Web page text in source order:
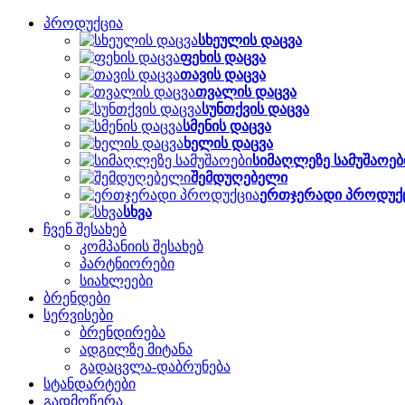
პროდუქცია
სხეულის დაცვა
ფეხის დაცვა
თავის დაცვა
თვალის დაცვა
სუნთქვის დაცვა
სმენის დაცვა
ხელის დაცვა
სიმაღლეზე
შემდუღებელი
ერთჯერადი
სხვა
ჩვენ შესახებ
კომპანიის შესახებ
პარტნიორები
სიახლეები
ბრენდები
სერვისები
ბრენდირება
ადგილზე მიტანა
გადაცვლა-დაბრუნება
სტანდარტები
გადმოწერა